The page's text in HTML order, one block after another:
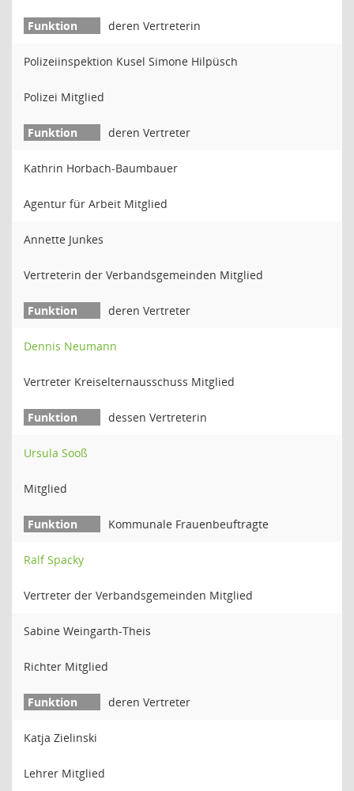
deren Vertreterin
Polizeiinspektion Kusel Simone Hilpüsch
Polizei Mitglied
deren Vertreter
Kathrin Horbach-Baumbauer
Agentur für Arbeit Mitglied
Annette Junkes
Vertreterin der Verbandsgemeinden Mitglied
deren Vertreter
Dennis Neumann
Vertreter Kreiselternausschuss Mitglied
dessen Vertreterin
Ursula Sooß
Mitglied
Kommunale Frauenbeuftragte
Ralf Spacky
Vertreter der Verbandsgemeinden Mitglied
Sabine Weingarth-Theis
Richter Mitglied
deren Vertreter
Katja Zielinski
Lehrer Mitglied